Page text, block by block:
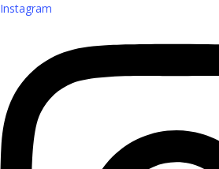
Instagram